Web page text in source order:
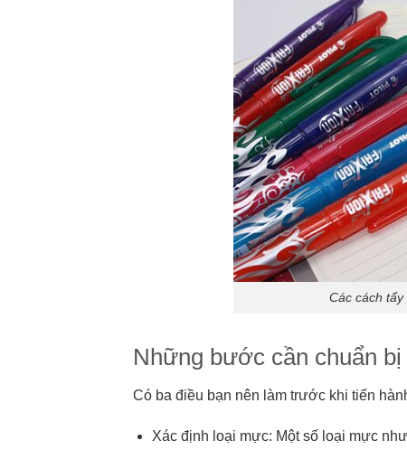
Các cách
Những bước cần chuẩn
Có ba điều bạn nên làm trước khi tiến
Xác định loại mực: Một số loại mực